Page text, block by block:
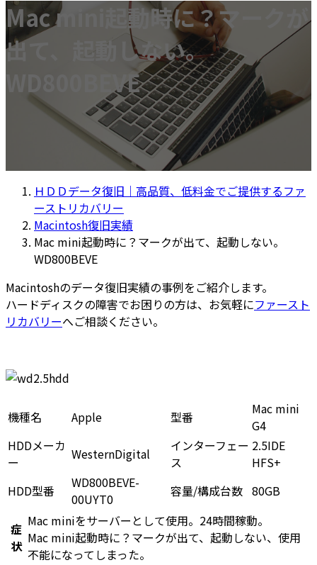
Mac mini起動時に？マークが
出て、起動しない。
WD800BEVE
ＨＤＤデータ復旧｜高品質、低料金でご提供するファ
ーストリカバリー
Macintosh復旧実績
Mac mini起動時に？マークが出て、起動しない。
WD800BEVE
Macintoshのデータ復旧実績の事例をご紹介します。
ハードディスクの障害でお困りの方は、お気軽にファースト
リカバリーへご相談ください。
機種名 Apple 型番
Mac mini
G4
HDDメーカ
ー
WesternDigital
インターフェー
ス
2.5IDE
HFS+
HDD型番
WD800BEVE-
00UYT0
容量/構成台数 80GB
症
状
Mac miniをサーバーとして使用。24時間稼動。
Mac mini起動時に？マークが出て、起動しない、使用
不能になってしまった。